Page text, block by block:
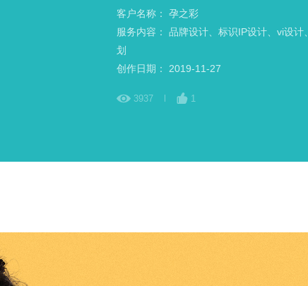
客户名称： 孕之彩
服务内容： 品牌设计、标识IP设计、vi设
划
创作日期： 2019-11-27
3937 1